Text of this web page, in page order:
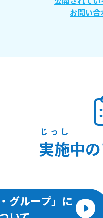
お問い
実施
じっし
中
グループ」に